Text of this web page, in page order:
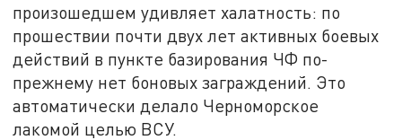
произошедшем удивляет халатность: по
прошествии почти двух лет активных боевых
действий в пункте базирования ЧФ по-
прежнему нет боновых заграждений. Это
автоматически делало Черноморское
лакомой целью ВСУ.